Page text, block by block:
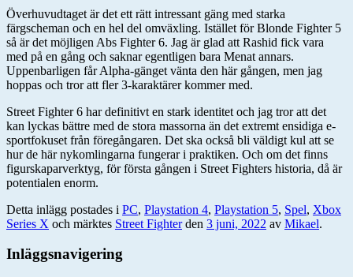
Överhuvudtaget är det ett rätt intressant gäng med starka
färgscheman och en hel del omväxling. Istället för Blonde Fighter 5
så är det möjligen Abs Fighter 6. Jag är glad att Rashid fick vara
med på en gång och saknar egentligen bara Menat annars.
Uppenbarligen får Alpha-gänget vänta den här gången, men jag
hoppas och tror att fler 3-karaktärer kommer med.
Street Fighter 6 har definitivt en stark identitet och jag tror att det
kan lyckas bättre med de stora massorna än det extremt ensidiga e-
sportfokuset från föregångaren. Det ska också bli väldigt kul att se
hur de här nykomlingarna fungerar i praktiken. Och om det finns
figurskaparverktyg, för första gången i Street Fighters historia, då är
potentialen enorm.
Detta inlägg postades i PC, Playstation 4, Playstation 5, Spel, Xbox
Series X och märktes Street Fighterden 3 juni, 2022 av Mikael.
Inläggsnavigering